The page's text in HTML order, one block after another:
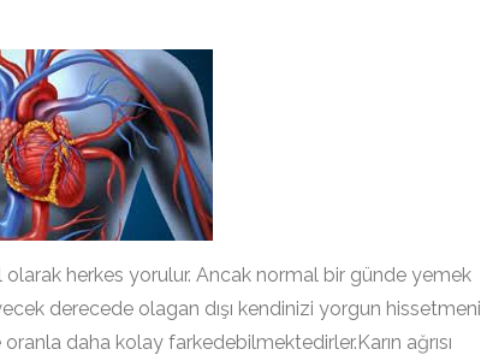
herkes yorulur. Ancak normal bir günde yemek
derecede olagan dışı kendinizi yorgun
daha kolay farkedebilmektedirler.Karın ağrısı